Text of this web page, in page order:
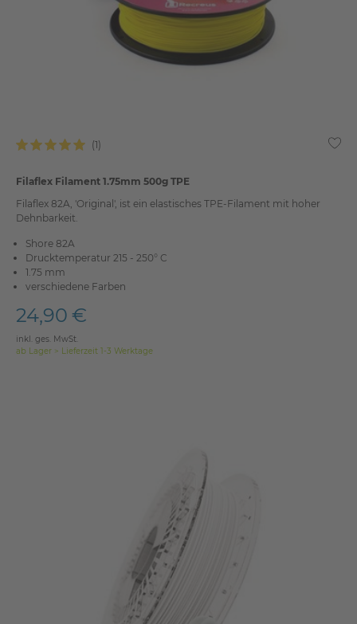
Filaflex Filament 1.75mm 500g TPE
Filaflex 82A, 'Original', ist ein elastisches TPE-Filament mit hoher
Dehnbarkeit.
Shore 82A
Drucktemperatur 215 - 250° C
1.75 mm
verschiedene Farben
24,90 €
inkl. ges. MwSt.
ab Lager > Lieferzeit 1-3 Werktage